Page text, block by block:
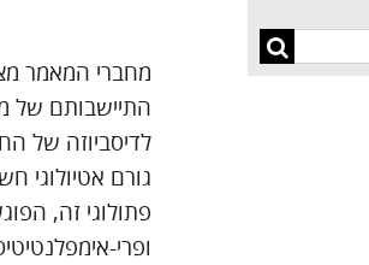
מחברי המאמר
התיישבותם של
לדיסביוזה של
גורם
פתולוגי זה,
ופרי-